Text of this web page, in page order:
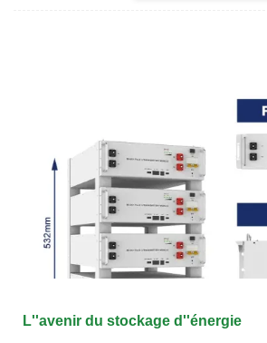
L''avenir du stockage d''énergie